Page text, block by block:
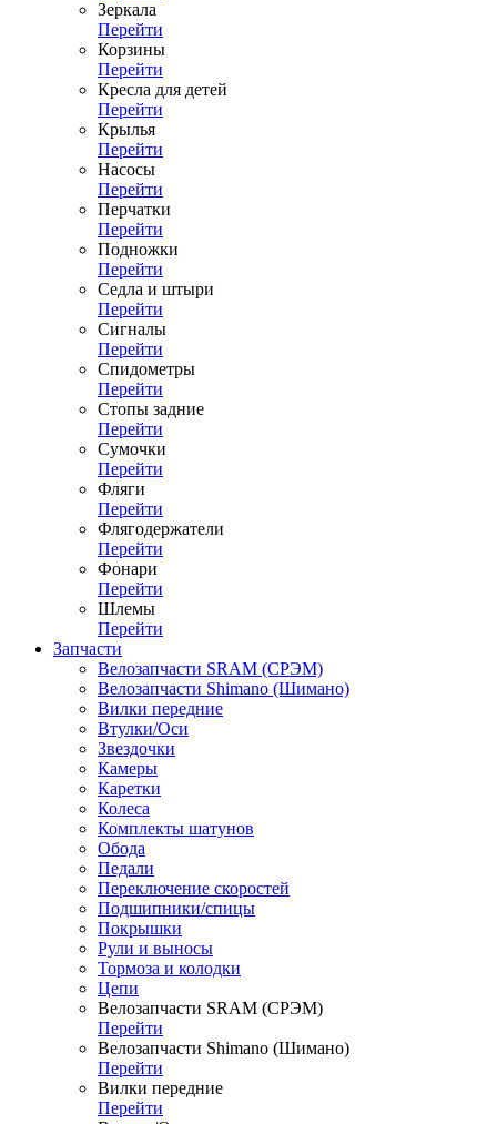
Зеркала
Перейти
Корзины
Перейти
Кресла для детей
Перейти
Крылья
Перейти
Насосы
Перейти
Перчатки
Перейти
Подножки
Перейти
Седла и штыри
Перейти
Сигналы
Перейти
Спидометры
Перейти
Стопы задние
Перейти
Сумочки
Перейти
Фляги
Перейти
Флягодержатели
Перейти
Фонари
Перейти
Шлемы
Перейти
Запчасти
Велозапчасти SRAM (СРЭМ)
Велозапчасти Shimano (Шимано)
Вилки передние
Втулки/Оси
Звездочки
Камеры
Каретки
Колеса
Комплекты шатунов
Обода
Педали
Переключение скоростей
Подшипники/спицы
Покрышки
Рули и выносы
Тормоза и колодки
Цепи
Велозапчасти SRAM (СРЭМ)
Перейти
Велозапчасти Shimano (Шимано)
Перейти
Вилки передние
Перейти